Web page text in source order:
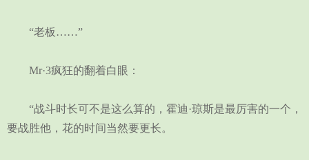
“老板……”
Mr·3疯狂的翻着白眼：
“战斗时长可不是这么算的，霍迪·琼斯是最厉害的一个，
要战胜他，花的时间当然要更长。